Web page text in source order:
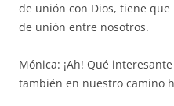
de unión con Dios, tiene
de unión entre nosotros.
Mónica: ¡Ah! Qué
también en nuestro camino